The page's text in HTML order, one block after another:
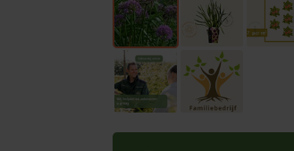
Kamerplanten
Bloempotten